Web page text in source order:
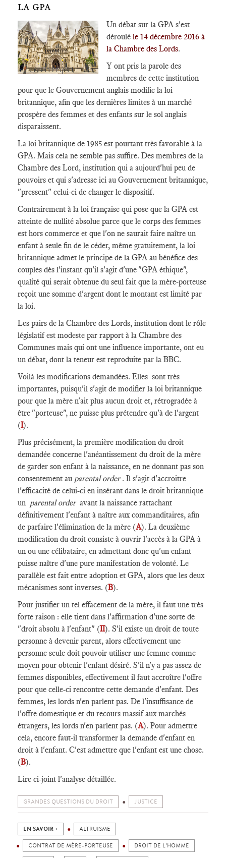
LA GPA
Un débat sur la GPA s'est
déroulé le 14 décembre 2016 à
la Chambre des Lords.
Y ont pris la parole des
membres de cette institution
pour que le Gouvernement anglais modifie la loi
britannique, afin que les dernières limites à un marché
prospère des femmes et des enfants sur le sol anglais
disparaissent.
La loi britannique de 1985 est pourtant très favorable à la
GPA. Mais cela ne semble pas suffire. Des membres de la
Chambre des Lord, institution qui a aujourd'hui peu de
pouvoirs et qui s'adresse ici au Gouvernement britannique,
"pressent" celui-ci de changer le dispositif.
Contrairement à la loi française qui pose que la GPA est
atteinte de nullité absolue parce que le corps des femmes
est hors commerce et que l'on ne saurait faire naître un
enfant à seule fin de le céder, même gratuitement, la loi
britannique admet le principe de la GPA au bénéfice des
couples dès l'instant qu'il s'agit d'une "GPA éthique",
qualité qui serait obtenue du seul fait que la mère-porteuse
reçoit une somme d'argent dont le montant est limité par
la loi.
Les pairs de la Chambre des Lords, institution dont le rôle
législatif est modeste par rapport à la Chambre des
Communes mais qui ont une influence importante, ont eu
un débat, dont la teneur est reproduite par la BBC.
Voilà les modifications demandées. Elles sont très
importantes, puisqu'il s'agit de modifier la loi britannique
pour que la mère n'ait plus aucun droit et, rétrogradée à
être "porteuse", ne puisse plus prétendre qu'à de l'argent
(I).
Plus précisément, la première modification du droit
demandée concerne l'anéantissement du droit de la mère
de garder son enfant à la naissance, en ne donnant pas son
consentement au parental order. Il s'agit d'accroitre
l'efficacité de celui-ci en insérant dans le droit britannique
un parental order avant la naissance rattachant
définitivement l'enfant à naître aux commanditaires, afin
de parfaire l'élimination de la mère (A). La deuxième
modification du droit consiste à ouvrir l'accès à la GPA à
un ou une célibataire, en admettant donc qu'un enfant
puisse naître d'une pure manifestation de volonté. Le
parallèle est fait entre adoption et GPA, alors que les deux
mécanismes sont inverses. (B).
Pour justifier un tel effacement de la mère, il faut une très
forte raison : elle tient dans l'affirmation d'une sorte de
"droit absolu à l'enfant" (II). S'il existe un droit de toute
personne à devenir parent, alors effectivement une
personne seule doit pouvoir utiliser une femme comme
moyen pour obtenir l'enfant désiré. S'il n'y a pas assez de
femmes disponibles, effectivement il faut accroître l'offre
pour que celle-ci rencontre cette demande d'enfant. Des
femmes, les lords n'en parlent pas. De l'insuffisance de
l'offre domestique et du recours massif aux marchés
étrangers, les lords n'en parlent pas. (A). Pour admettre
cela, encore faut-il transformer la demande d'enfant en
droit à l'enfant. C'est admettre que l'enfant est une chose.
(B).
Lire ci-joint l'analyse détaillée.
GRANDES QUESTIONS DU DROIT JUSTICE
EN SAVOIR + ALTRUISME
CONTRAT DE MÈRE-PORTEUSE DROIT DE L'HOMME